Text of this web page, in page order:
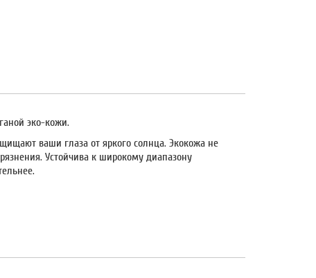
эко-кожи.
ваши глаза от яркого солнца. Экокожа не
Устойчива к широкому диапазону